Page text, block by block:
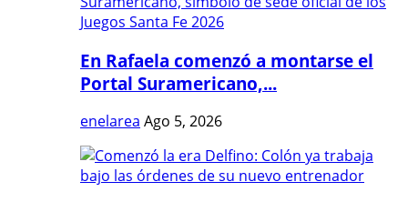
En Rafaela comenzó a montarse el
Portal Suramericano,...
enelarea Ago 5, 2026